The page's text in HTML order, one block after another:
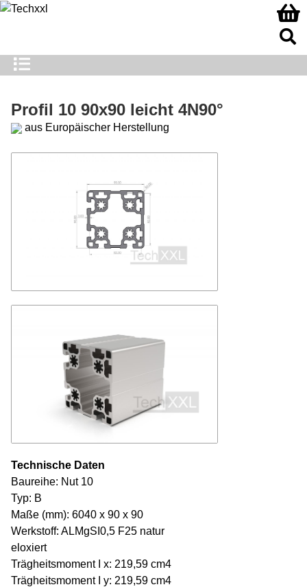
Profil 10 90x90 leicht 4N90°
aus Europäischer Herstellung
Technische Daten
Baureihe: Nut 10
Typ: B
Maße (mm): 6040 x 90 x 90
Werkstoff: ALMgSI0,5 F25 natur
eloxiert
Trägheitsmoment I x: 219,59 cm4
Trägheitsmoment I y: 219,59 cm4